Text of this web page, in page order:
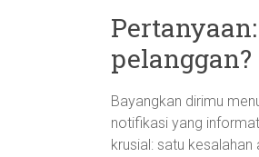
pelanggan?
Bayangkan dirimu
notifikasi yang
krusial: satu